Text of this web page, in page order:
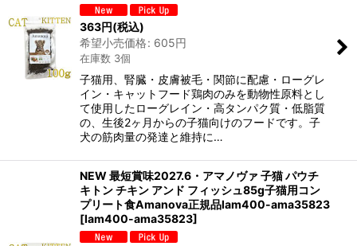
絞り込む
363円(税込)
希望小売価格: 605円
在庫数 3個
子猫用、腎臓・皮膚被毛・関節に配慮・ローグレ
イン・キャットフード鶏肉のみを動物性原料とし
て使用したローグレイン・高タンパク質・低脂質
の、生後2ヶ月からの子猫向けのフードです。子
犬の筋肉量の発達と維持に…
NEW 最短賞味2027.6・アマノヴァ 子猫 パウチ
キトン チキン アンド フィッシュ85g子猫用コン
プリート食Amanova正規品lam400-ama35823
[lam400-ama35823]